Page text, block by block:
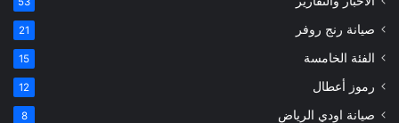
صيانة رنج روفر 21
الفئة الخامسة 15
رموز أعطال 12
صيانة اودي الرياض 8